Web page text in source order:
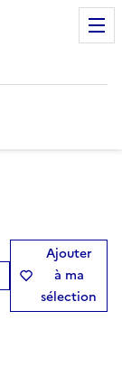
Ajouter
à ma
sélection